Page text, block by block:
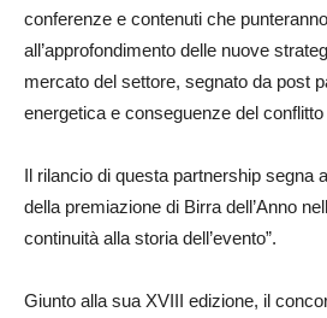
conferenze e contenuti che
all’approfondimento delle nuove
mercato del settore, segnato da post
energetica e conseguenze del
Il rilancio di questa partnership segna
della premiazione di Birra dell’Anno
continuità alla storia dell’evento”.
Giunto alla sua XVIII edizione, il